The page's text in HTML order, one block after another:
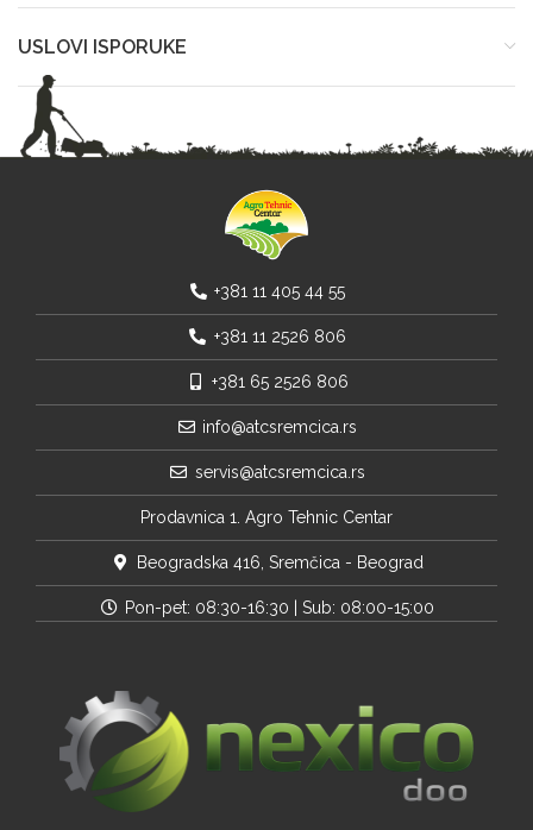
USLOVI ISPORUKE
+381 11 405 44 55
+381 11 2526 806
+381 65 2526 806
info@atcsremcica.rs
servis@atcsremcica.rs
Prodavnica 1. Agro Tehnic Centar
Beogradska 416, Sremčica - Beograd
Pon-pet: 08:30-16:30 | Sub: 08:00-15:00